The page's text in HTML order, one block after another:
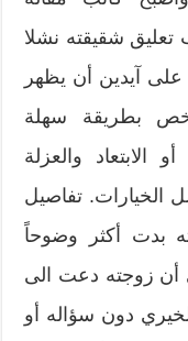
تعليق شقيقته نشلا
على آيدين أن يظهر
بطريقة سهلة
والعزلة
الخيارات. تفاصيل
بدت أكثر وضوحاً
أن زوجته دعت الى
دون سؤاله أو